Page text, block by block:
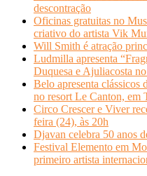
descontração
Oficinas gratuitas no
criativo do artista Vik
Will Smith é atração
Ludmilla apresenta
Duquesa e Ajuliacosta
Belo apresenta clássicos
no resort Le Canton, em
Circo Crescer e Viver
feira (24), às 20h
Djavan celebra 50 anos
Festival Elemento em
primeiro artista